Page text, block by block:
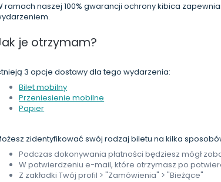
ramach naszej 100% gwarancji ochrony kibica
je otrzymam?
3 opcje dostawy dla tego wydarzenia:
Bilet mobilny
Przeniesienie mobilne
Papier
zidentyfikować swój rodzaj biletu na kilka
Podczas dokonywania płatności będziesz mógł
W potwierdzeniu e-mail, które otrzymasz po
Z zakładki Twój profil > "Zamówienia" > "Bieżące"